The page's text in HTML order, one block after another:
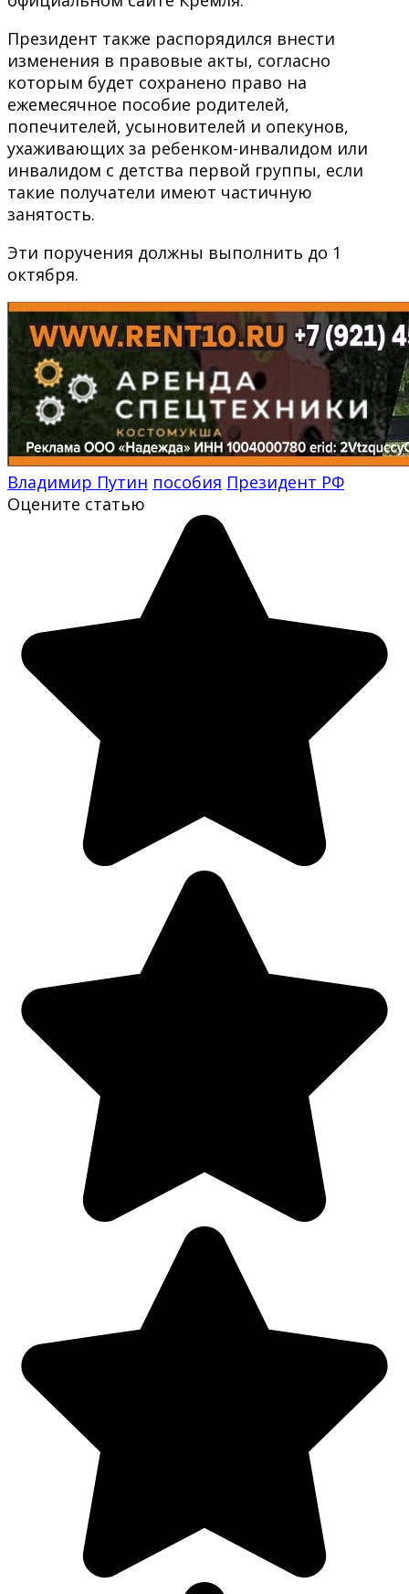
Президент также распорядился внести
изменения в правовые акты, согласно
которым будет сохранено право на
ежемесячное пособие родителей,
попечителей, усыновителей и опекунов,
ухаживающих за ребенком-инвалидом или
инвалидом с детства первой группы, если
такие получатели имеют частичную
занятость.
Эти поручения должны выполнить до 1
октября.
Владимир Путин пособия Президент РФ
Оцените статью